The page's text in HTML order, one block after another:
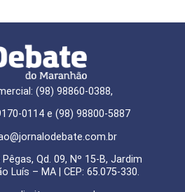
(98) 98860-0388,
0114 e (98) 98800-5887
Qd. 09, Nº 15-B, Jardim
Luís – MA | CEP: 65.075-330.